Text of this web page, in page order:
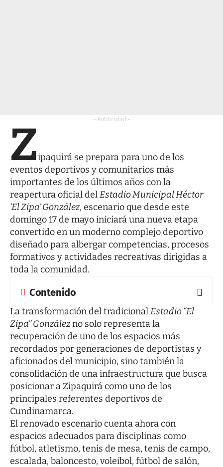
- Publicidad -
Zipaquirá se prepara para uno de los
eventos deportivos y comunitarios más
importantes de los últimos años con la
reapertura oficial delEstadio Municipal Héctor
‘El Zipa’ González, escenario que desde este
domingo 17 de mayo iniciará una nueva etapa
convertido en un moderno complejo deportivo
diseñado para albergar competencias, procesos
formativos y actividades recreativas dirigidas a
toda la comunidad.
Contenido
La transformación del tradicionalEstadio “El
Zipa” Gonzálezno solo representa la
recuperación de uno de los espacios más
recordados por generaciones de deportistas y
aficionados del municipio, sino también la
consolidación de una infraestructura que busca
posicionar a Zipaquirá como uno de los
principales referentes deportivos de
Cundinamarca.
El renovado escenario cuenta ahora con
espacios adecuados para disciplinas como
fútbol, atletismo, tenis de mesa, tenis de campo,
escalada, baloncesto, voleibol, fútbol de salón,